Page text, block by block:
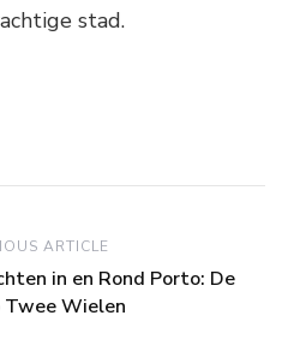
stad.
ARTICLE
in en Rond Porto: De
Twee Wielen